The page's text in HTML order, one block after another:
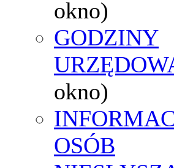
okno)
GODZINY
okno)
OSÓB